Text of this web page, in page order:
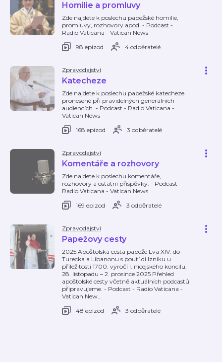
Homilie a promluvy
Zde najdete k poslechu papežské homilie,
promluvy, rozhovory apod. - Podcast -
Radio Vaticana - Vatican News
98 epizod
4 odběratelé
Zpravodajství
Katecheze
Zde najdete k poslechu papežské katecheze
pronesené při pravidelných generálních
audiencích. - Podcast - Radio Vaticana -
Vatican News
168 epizod
3 odběratelé
Zpravodajství
Komentáře a rozhovory
Zde najdete k poslechu komentáře,
rozhovory a ostatní příspěvky. - Podcast -
Radio Vaticana - Vatican News
169 epizod
3 odběratelé
Zpravodajství
Papežovy cesty
2025 Apoštolská cesta papeže Lva XIV. do
Turecka a Libanonu s poutí di Izniku u
příležitosti 1700. výročí I. nicejského koncilu,
28. listopadu – 2. prosince 2025 Přehled
apoštolské cesty včetně aktuálních podcastů
připravujeme. - Podcast - Radio Vaticana -
Vatican New…
48 epizod
3 odběratelé